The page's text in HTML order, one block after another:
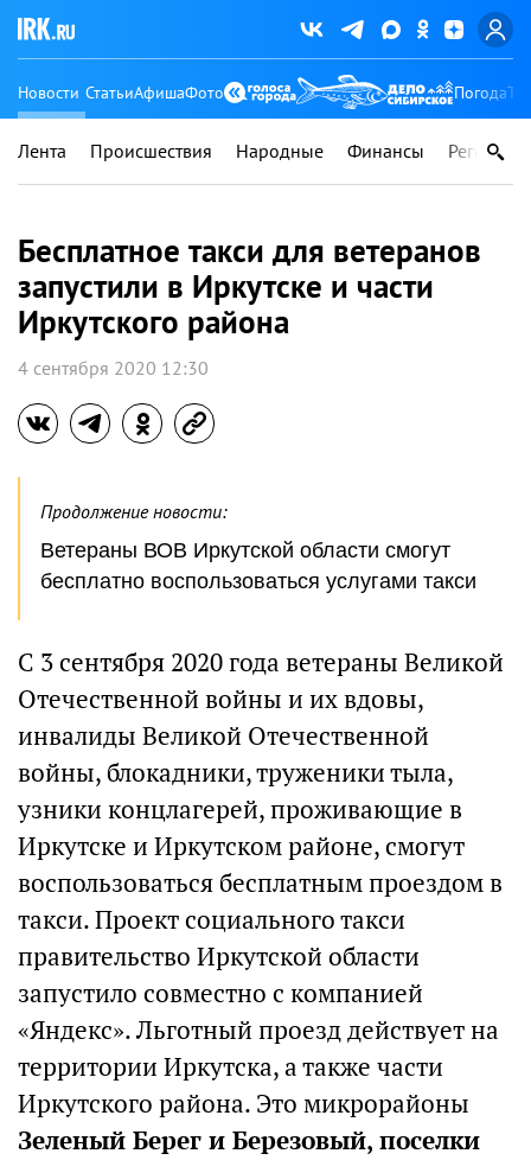
Новости СтатьиАфишаФото Погода
Лента Происшествия Народные Финансы Регионы
Бесплатное такси для ветеранов
запустили в Иркутске и части
Иркутского района
4 сентября 2020 12:30
Продолжение новости:
Ветераны ВОВ Иркутской области смогут
бесплатно воспользоваться услугами такси
С 3 сентября 2020 года ветераны Великой
Отечественной войны и их вдовы,
инвалиды Великой Отечественной
войны, блокадники, труженики тыла,
узники концлагерей, проживающие в
Иркутске и Иркутском районе, смогут
воспользоваться бесплатным проездом в
такси. Проект социального такси
правительство Иркутской области
запустило совместно с компанией
«Яндекс». Льготный проезд действует на
территории Иркутска, а также части
Иркутского района. Это микрорайоны
Зеленый Берег и Березовый, поселки